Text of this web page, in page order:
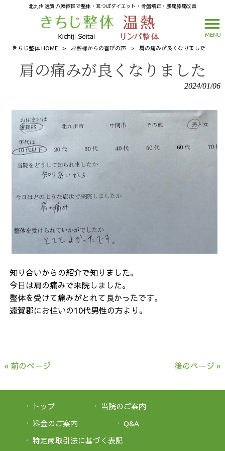
北九州 遠賀 八幡西区で整体・耳つぼダイエット・骨盤矯正・腰痛膝痛改善
MENU
きちじ整体 HOME > お客様からの喜びの声 > 肩の痛みが良くなりました
肩の痛みが良くなりました
2024/01/06
知り合いからの紹介で知りました。
今日は肩の痛みで来院しました。
整体を受けて痛みがとれて良かったです。
遠賀郡にお住いの10代男性の方より。
« 前のページ 後のページ »
トップ
当院のご案内
料金のご案内
Q&A
特定商取引法に基づく表記